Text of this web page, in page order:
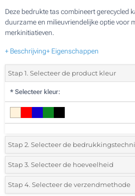
Deze bedrukte tas combineert gerecycled
duurzame en milieuvriendelijke optie voor
merkinitiatieven.
+ Beschrijving+ Eigenschappen
Stap 1. Selecteer de product kleur
* Selecteer kleur:
Stap 2. Selecteer de
*Selecteer de bedrukking en kleuren van
1 Kleur (Aan een zijde)
Stap 3. Selecteer de hoeveelheid
*Selecteer uit de lijst of voeg het gewenste
Stap 4. Selecteer de verzendmethode